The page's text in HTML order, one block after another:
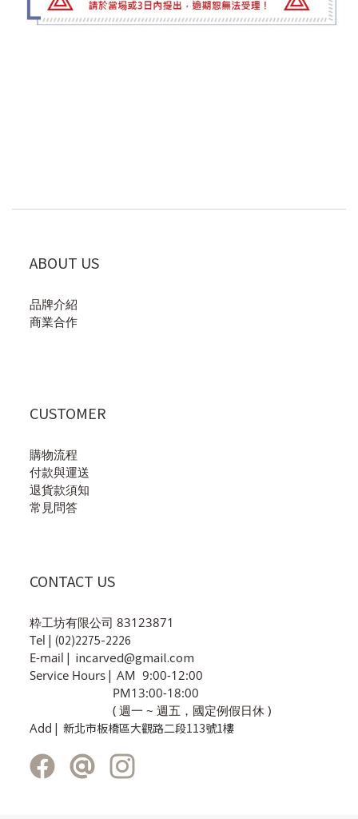
ABOUT US
品牌介紹
商業合作
CUSTOMER
購物流程
付款與運送
退貨款須知
常見問答
CONTACT US
粋工坊有限公司 83123871
Tel | (02)2275-2226
E-mail | incarved@gmail.com
Service Hours | AM 9:00-12:00
PM13:00-18:00
( 週一 ~ 週五，國定例假日休 )
Add | 新北市板橋區大觀路二段113號1樓